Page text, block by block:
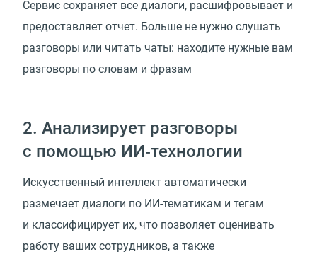
Сервис сохраняет все диалоги, расшифровывает и
предоставляет отчет. Больше не нужно слушать
разговоры или читать чаты: находите нужные вам
разговоры по словам и фразам
2. Анализирует разговоры
с помощью ИИ‑технологии
Искусственный интеллект автоматически
размечает диалоги по ИИ-тематикам и тегам
и классифицирует их, что позволяет оценивать
работу ваших сотрудников, а также